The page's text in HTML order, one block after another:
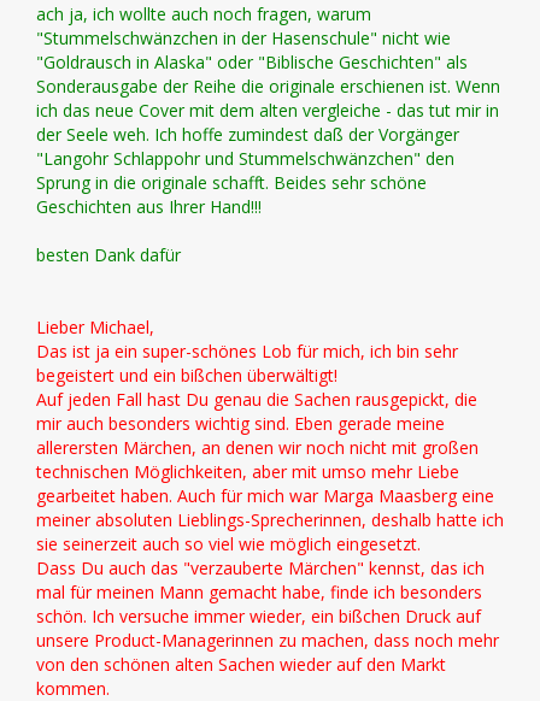
ach ja, ich wollte auch noch fragen, warum
"Stummelschwänzchen in der Hasenschule" nicht wie
"Goldrausch in Alaska" oder "Biblische Geschichten" als
Sonderausgabe der Reihe die originale erschienen ist. Wenn
ich das neue Cover mit dem alten vergleiche - das tut mir in
der Seele weh. Ich hoffe zumindest daß der Vorgänger
"Langohr Schlappohr und Stummelschwänzchen" den
Sprung in die originale schafft. Beides sehr schöne
Geschichten aus Ihrer Hand!!!
besten Dank dafür
Lieber Michael,
Das ist ja ein super-schönes Lob für mich, ich bin sehr
begeistert und ein bißchen überwältigt!
Auf jeden Fall hast Du genau die Sachen rausgepickt, die
mir auch besonders wichtig sind. Eben gerade meine
allerersten Märchen, an denen wir noch nicht mit großen
technischen Möglichkeiten, aber mit umso mehr Liebe
gearbeitet haben. Auch für mich war Marga Maasberg eine
meiner absoluten Lieblings-Sprecherinnen, deshalb hatte ich
sie seinerzeit auch so viel wie möglich eingesetzt.
Dass Du auch das "verzauberte Märchen" kennst, das ich
mal für meinen Mann gemacht habe, finde ich besonders
schön. Ich versuche immer wieder, ein bißchen Druck auf
unsere Product-Managerinnen zu machen, dass noch mehr
von den schönen alten Sachen wieder auf den Markt
kommen.